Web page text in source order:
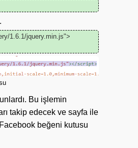
1.6.1/jquery.min.js">
Bu işlemin
takip edecek ve sayfa ile
beğeni kutusu